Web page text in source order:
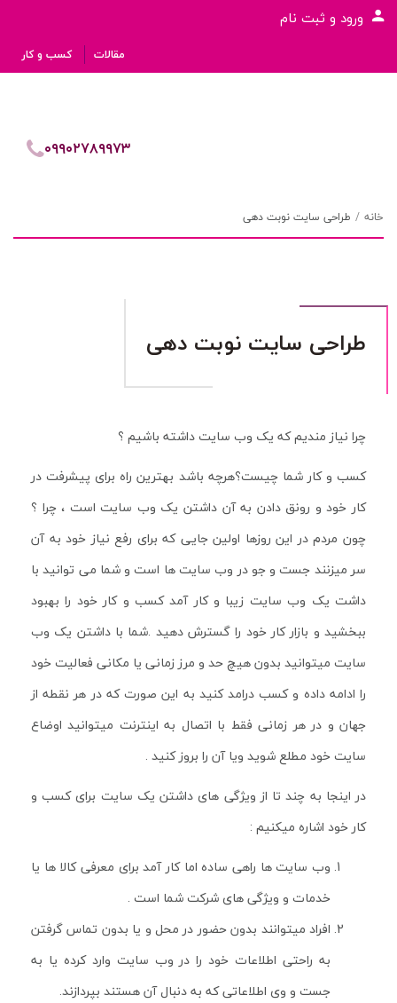
ورود و ثبت نام
مقالات کسب و کار
۰۹۹۰۲۷۸۹۹۷۳
خانه طراحی سایت نوبت دهی
طراحی سایت نوبت دهی
چرا نیاز مندیم که یک وب سایت داشته باشیم ؟
کسب و کار شما چیست؟هرچه باشد بهترین راه برای پیشرفت در
کار خود و رونق دادن به آن داشتن یک وب سایت است ، چرا ؟
چون مردم در این روزها اولین جایی که برای رفع نیاز خود به آن
سر میزنند جست و جو در وب سایت ها است و شما می توانید با
داشت یک وب سایت زیبا و کار آمد کسب و کار خود را بهبود
ببخشید و بازار کار خود را گسترش دهید .شما با داشتن یک وب
سایت میتوانید بدون هیچ حد و مرز زمانی یا مکانی فعالیت خود
را ادامه داده و کسب درامد کنید به این صورت که در هر نقطه از
جهان و در هر زمانی فقط با اتصال به اینترنت میتوانید اوضاع
سایت خود مطلع شوید ویا آن را بروز کنید .
در اینجا به چند تا از ویژگی های داشتن یک سایت برای کسب و
کار خود اشاره میکنیم :
وب سایت ها راهی ساده اما کار آمد برای معرفی کالا ها یا
خدمات و ویژگی های شرکت شما است .
افراد میتوانند بدون حضور در محل و یا بدون تماس گرفتن
به راحتی اطلاعات خود را در وب سایت وارد کرده یا به
جست و وی اطلاعاتی که به دنبال آن هستند بپردازند.